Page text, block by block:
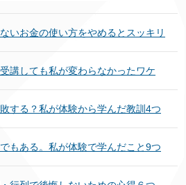
いお金の使い方をやめるとスッキリ
講しても私が変わらなかったワケ
する？私が体験から学んだ教訓4つ
もある。私が体験で学んだこと9つ